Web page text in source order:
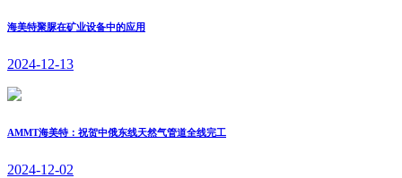
海美特聚脲在矿业设备中的应用
2024-12-13
AMMT海美特：祝贺中俄东线天然气管道全线完工
2024-12-02